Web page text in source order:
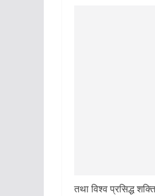
तथा विश्व प्रसिद्ध